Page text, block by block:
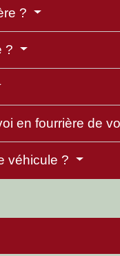
?
?
en fourrière de
véhicule ?